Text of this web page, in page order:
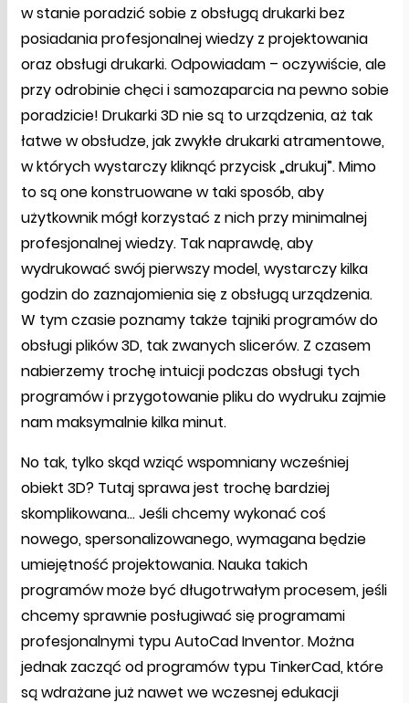
w stanie poradzić sobie z obsługą drukarki bez
posiadania profesjonalnej wiedzy z projektowania
oraz obsługi drukarki. Odpowiadam – oczywiście, ale
przy odrobinie chęci i samozaparcia na pewno sobie
poradzicie! Drukarki 3D nie są to urządzenia, aż tak
łatwe w obsłudze, jak zwykłe drukarki atramentowe,
w których wystarczy kliknąć przycisk „drukuj”. Mimo
to są one konstruowane w taki sposób, aby
użytkownik mógł korzystać z nich przy minimalnej
profesjonalnej wiedzy. Tak naprawdę, aby
wydrukować swój pierwszy model, wystarczy kilka
godzin do zaznajomienia się z obsługą urządzenia.
W tym czasie poznamy także tajniki programów do
obsługi plików 3D, tak zwanych slicerów. Z czasem
nabierzemy trochę intuicji podczas obsługi tych
programów i przygotowanie pliku do wydruku zajmie
nam maksymalnie kilka minut.
No tak, tylko skąd wziąć wspomniany wcześniej
obiekt 3D? Tutaj sprawa jest trochę bardziej
skomplikowana… Jeśli chcemy wykonać coś
nowego, spersonalizowanego, wymagana będzie
umiejętność projektowania. Nauka takich
programów może być długotrwałym procesem, jeśli
chcemy sprawnie posługiwać się programami
profesjonalnymi typu AutoCad Inventor. Można
jednak zacząć od programów typu TinkerCad, które
są wdrażane już nawet we wczesnej edukacji